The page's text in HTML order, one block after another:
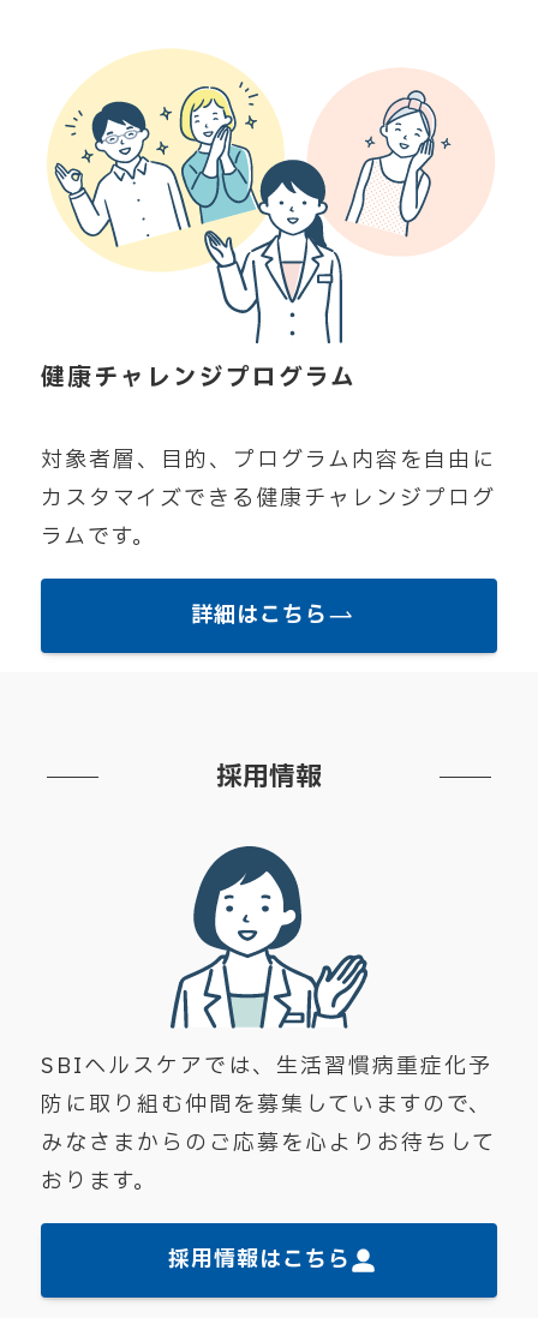
健康チャレンジプログラム
対象者層、目的、プログラム内容を自由に
カスタマイズできる健康チャレンジプログ
ラムです。
詳細はこちら
採用情報
SBIヘルスケアでは、生活習慣病重症化予
防に取り組む仲間を募集していますので、
みなさまからのご応募を心よりお待ちして
おります。
採用情報はこちら